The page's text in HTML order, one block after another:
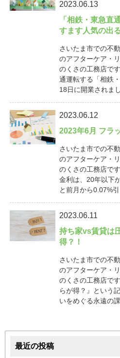
2023.06.13
「相鉄・東急
すます人気の出
さいたま市での不
のアフターケア・
のくさの工務店で
通運転する「相鉄
18日に開業されま
2023.06.12
2023年6月 フラ
さいたま市での不
のアフターケア・
のくさの工務店で
金利は、20年以下
と前月から0.07%
2023.06.11
持ち家vs賃貸は
得？！
さいたま市での不
のアフターケア・
のくさの工務店で
らが得？』という
いをめぐる永遠の
最近の投稿